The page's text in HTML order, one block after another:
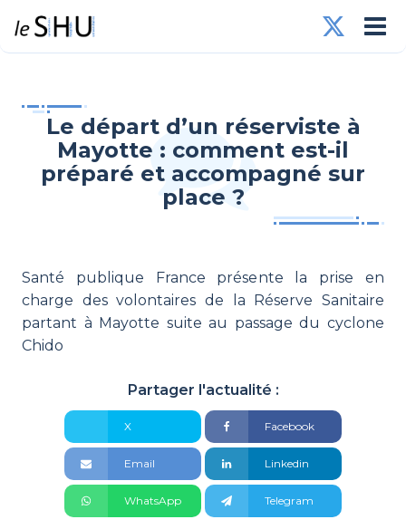
Le départ d’un réserviste à
Mayotte : comment est-il
préparé et accompagné sur
place ?
Santé publique France présente la prise en
charge des volontaires de la Réserve Sanitaire
partant à Mayotte suite au passage du cyclone
Chido
Partager l'actualité :
X Facebook
Email Linkedin
WhatsApp Telegram